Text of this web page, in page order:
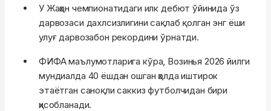
У Жаҳон чемпионатидаги илк дебют ўйинида ўз
дарвозаси дахлсизлигини сақлаб қолган энг ёши
улуғ дарвозабон рекордини ўрнатди.
ФИФА маълумотларига кўра, Возинья 2026 йилги
мундиалда 40 ёшдан ошган ҳолда иштирок
этаётган саноқли саккиз футболчидан бири
ҳисобланади.